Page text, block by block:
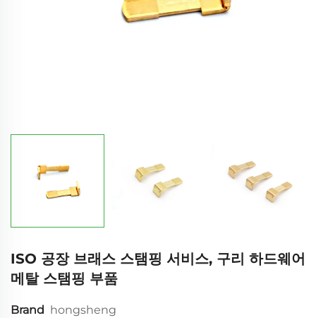
ISO 공장 브래스 스탬핑 서비스, 구리 하드웨어
메탈 스탬핑 부품
Brand
hongsheng